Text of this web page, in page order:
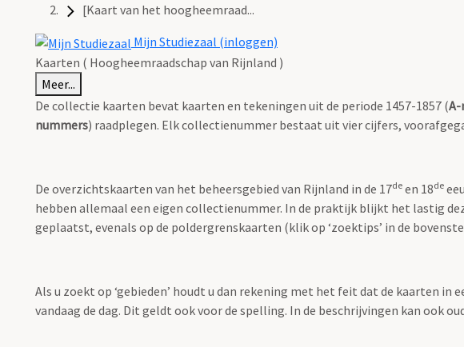
[Kaart van het hoogheemraad...
Mijn Studiezaal (inloggen)
Kaarten ( Hoogheemraadschap van Rijnland )
Meer...
De collectie kaarten bevat kaarten en tekeningen uit de periode 1457-1857 (
nummers) raadplegen. Elk collectienummer bestaat uit vier cijfers,
De overzichtskaarten van het beheersgebied van Rijnland in de 17de en 18de
hebben allemaal een eigen collectienummer. In de praktijk blijkt het lastig
geplaatst, evenals op de poldergrenskaarten (klik op ‘zoektips’ in de
Als u zoekt op ‘gebieden’ houdt u dan rekening met het feit dat de kaarten
vandaag de dag. Dit geldt ook voor de spelling. In de beschrijvingen kan ook